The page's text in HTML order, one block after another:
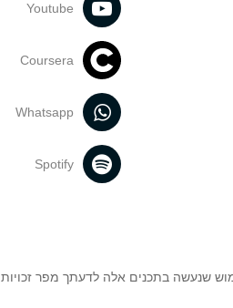
Youtube
Coursera
Whatsapp
Spotify
שנעשה בתכנים אלה לדעתך מפר זכויות